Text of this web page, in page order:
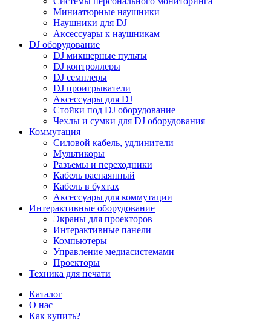
Миниатюрные наушники
Наушники для DJ
Аксессуары к наушникам
DJ оборудование
DJ микшерные пульты
DJ контроллеры
DJ семплеры
DJ проигрыватели
Аксессуары для DJ
Стойки под DJ оборудование
Чехлы и сумки для DJ оборудования
Коммутация
Силовой кабель, удлинители
Мультикоры
Разъемы и переходники
Кабель распаянный
Кабель в бухтах
Аксессуары для коммутации
Интерактивные оборудование
Экраны для проекторов
Интерактивные панели
Компьютеры
Управление медиасистемами
Проекторы
Техника для печати
Каталог
О нас
Как купить?